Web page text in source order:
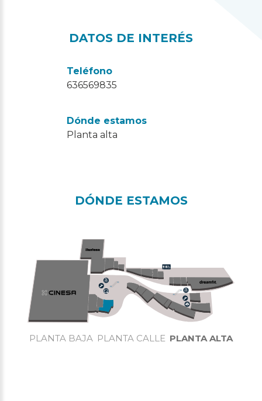
DATOS DE INTERÉS
Teléfono
636569835
Dónde estamos
Planta alta
DÓNDE ESTAMOS
PLANTA BAJA PLANTA CALLE PLANTA ALTA